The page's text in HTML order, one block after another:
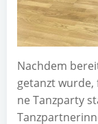
Nach­dem
getanzt
ne Tanz­par­ty